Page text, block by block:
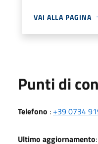
VAI ALLA PAGINA
Punti di
Telefono : +39 0734
Ultimo aggiornamento